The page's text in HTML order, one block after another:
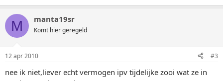
M manta19sr
Komt hier geregeld
12 apr 2010 #3
nee ik niet,liever echt vermogen ipv tijdelijke zooi wat ze in